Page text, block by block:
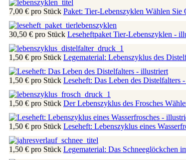
7,00 € pro Stück Paket: Tier-Lebenszyklen Wählen Sie
30,50 € pro Stück Leseheftpaket Tier-Lebenszyklen -
1,50 € pro Stück Legematerial: Lebenszyklus des
1,50 € pro Stück Leseheft: Das Leben des Distelfalters
1,50 € pro Stück Der Lebenszyklus des Frosches
1,50 € pro Stück Leseheft: Lebenszyklus eines
1,50 € pro Stück Legematerial: Das Schneeglöckchen